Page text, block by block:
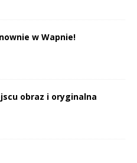
w Wapnie!
obraz i oryginalna